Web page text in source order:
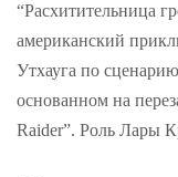
“Расхитительница
американский
Утхауга по
основанном на
Raider”. Роль Лары